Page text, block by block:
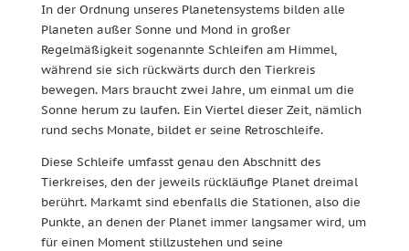
In der Ordnung unseres Planetensystems bilden alle
Planeten außer Sonne und Mond in großer
Regelmäßigkeit sogenannte Schleifen am Himmel,
während sie sich rückwärts durch den Tierkreis
bewegen. Mars braucht zwei Jahre, um einmal um die
Sonne herum zu laufen. Ein Viertel dieser Zeit, nämlich
rund sechs Monate, bildet er seine Retroschleife.
Diese Schleife umfasst genau den Abschnitt des
Tierkreises, den der jeweils rückläufige Planet dreimal
berührt. Markamt sind ebenfalls die Stationen, also die
Punkte, an denen der Planet immer langsamer wird, um
für einen Moment stillzustehen und seine